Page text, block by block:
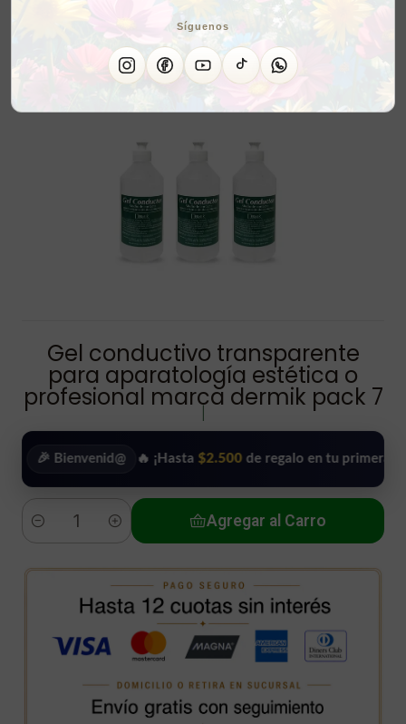
Síguenos
Gel conductivo transparente
para aparatología estética o
profesional marca dermik pack 7
Bienvenid@ 🔥 ¡Hasta $2.500 de regalo en tu primera compra!
Cantidad
Agregar al Carro